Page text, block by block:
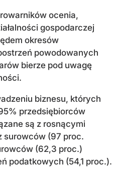
ocenia,
gospodarczej
okresów
powodowanych
bierze pod uwagę
biznesu, których
przedsiębiorców
są z rosnącymi
surowców (97 proc.
(62,3 proc.)
podatkowych (54,1 proc.).